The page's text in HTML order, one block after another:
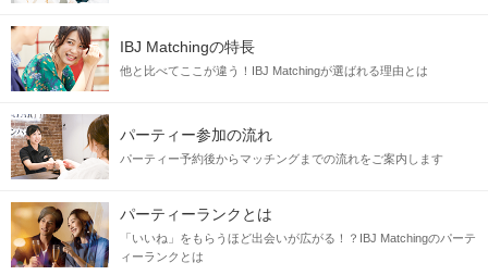
IBJ Matchingの特長
他と比べてここが違う！IBJ Matchingが選ばれる理由とは
パーティー参加の流れ
パーティー予約後からマッチングまでの流れをご案内します
パーティーランクとは
「いいね」をもらうほど出会いが広がる！？IBJ Matchingのパーテ
ィーランクとは